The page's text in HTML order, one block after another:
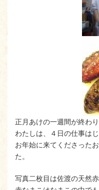
正月あけの一週間が終わり
わたしは、４日の仕事はじ
お年始に来てくださった
た。
写真二枚目は佐渡の天然赤